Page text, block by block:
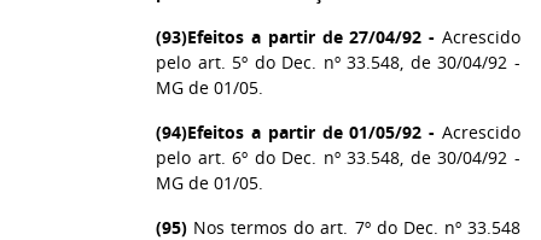
(93)Efeitos a partir de 27/04/92 - Acrescido
pelo art. 5º do Dec. nº 33.548, de 30/04/92 -
MG de 01/05.
(94)Efeitos a partir de 01/05/92 - Acrescido
pelo art. 6º do Dec. nº 33.548, de 30/04/92 -
MG de 01/05.
(95) Nos termos do art. 7º do Dec. nº 33.548